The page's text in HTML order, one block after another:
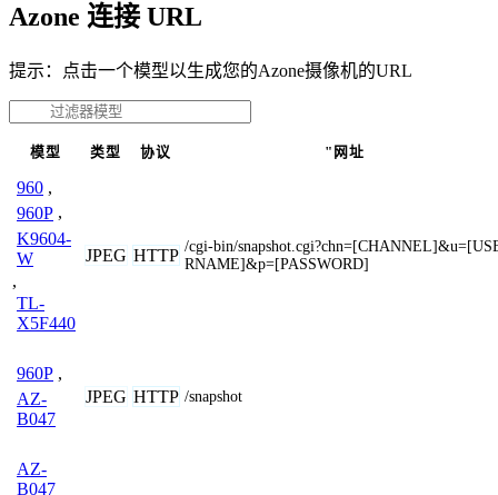
Azone 连接 URL
提示：点击一个模型以生成您的Azone摄像机的URL
模型 类型 协议 "网址
960 ,
960P ,
K9604-
W
,
TL-
X5F440
JPEG HTTP /cgi-bin/
RNAME]&p=[PASSWORD]
960P ,
AZ-
B047
JPEG HTTP /snapshot
AZ-
B047